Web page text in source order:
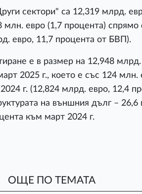
сектори" са 12,319 млрд.
млн. евро (1,7 процента)
евро, 11,7 процента от БВП).
е в размер на 12,948 млрд.
2025 г., което е със 124 млн.
г. (12,824 млрд. евро, 12,4
на външния дълг – 26,6
към март 2024 г.
ОЩЕ ПО ТЕМАТА